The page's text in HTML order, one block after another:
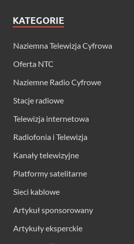
KATEGORIE
Naziemna Telewizja Cyfrowa
Oferta NTC
Naziemne Radio Cyfrowe
Stacje radiowe
Telewizja internetowa
Radiofonia i Telewizja
Kanały telewizyjne
Platformy satelitarne
Sieci kablowe
Artykuł sponsorowany
Artykuły eksperckie